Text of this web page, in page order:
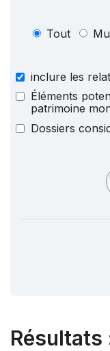
Tout
inclure les
Éléments
patrimoine
Dossiers
Résultats